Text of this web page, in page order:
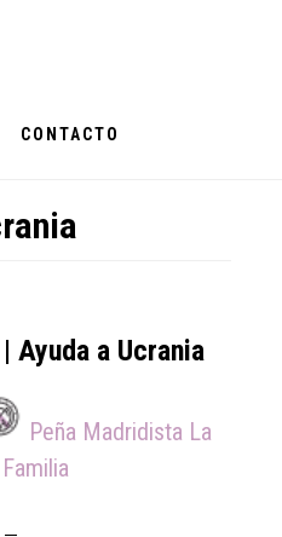
CONTACTO
Ayuda a Ucrania
Peña Madridista La